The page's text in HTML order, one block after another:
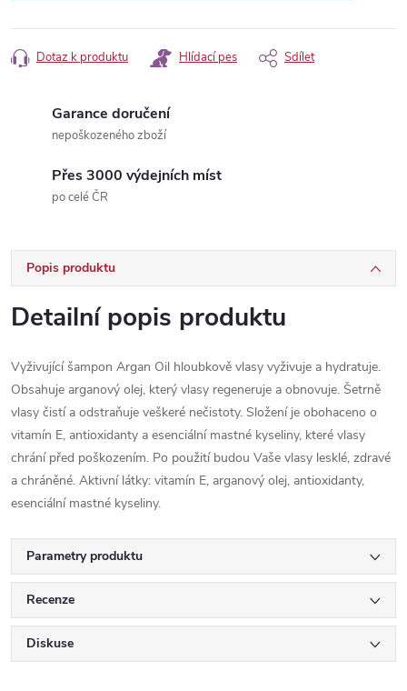
Dotaz k produktu Hlídací pes Sdílet
Garance doručení
nepoškozeného zboží
Přes 3000 výdejních míst
po celé ČR
Popis produktu
Detailní popis produktu
Vyživující šampon Argan Oil hloubkově vlasy vyživuje a hydratuje.
Obsahuje arganový olej, který vlasy regeneruje a obnovuje. Šetrně
vlasy čistí a odstraňuje veškeré nečistoty. Složení je obohaceno o
vitamín E, antioxidanty a esenciální mastné kyseliny, které vlasy
chrání před poškozením. Po použití budou Vaše vlasy lesklé, zdravé
a chráněné. Aktivní látky: vitamín E, arganový olej, antioxidanty,
esenciální mastné kyseliny.
Parametry produktu
Recenze
Diskuse